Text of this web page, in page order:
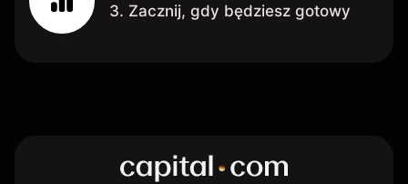
3. Zacznij, gdy będziesz gotowy